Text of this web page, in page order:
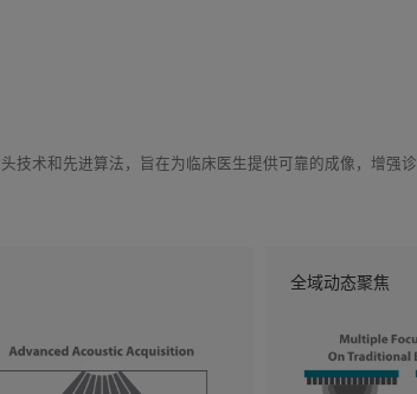
技术和先进算法，旨在为临床医生提供可靠的成像，增强诊
全域动态聚焦